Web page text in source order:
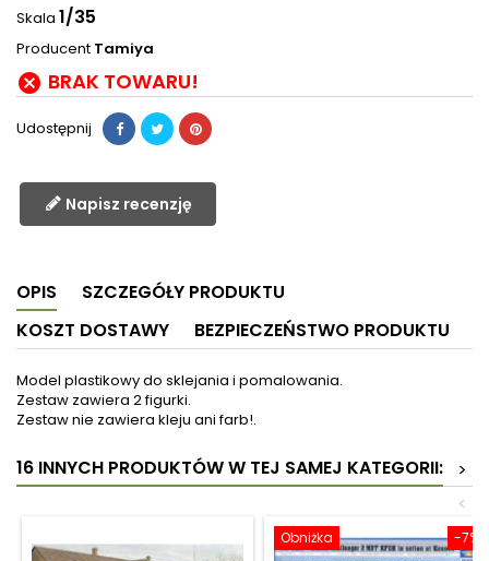
Skala 1/35
Producent Tamiya
 BRAK TOWARU!
Udostępnij
Napisz recenzję
OPIS
SZCZEGÓŁY PRODUKTU
KOSZT DOSTAWY
BEZPIECZEŃSTWO PRODUKTU
Model plastikowy do sklejania i pomalowania.
Zestaw zawiera 2 figurki.
Zestaw nie zawiera kleju ani farb!.
16 INNYCH PRODUKTÓW W TEJ SAMEJ KATEGORII:
>
<
-7%
Obniżka